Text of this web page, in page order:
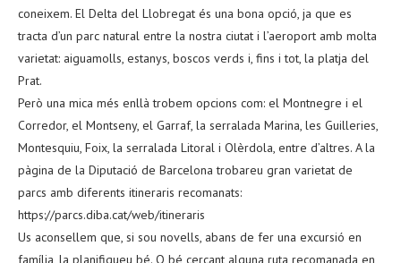
coneixem. El Delta del Llobregat és una bona opció, ja que es
tracta d’un parc natural entre la nostra ciutat i l’aeroport amb molta
varietat: aiguamolls, estanys, boscos verds i, fins i tot, la platja del
Prat.
Però una mica més enllà trobem opcions com: el Montnegre i el
Corredor, el Montseny, el Garraf, la serralada Marina, les Guilleries,
Montesquiu, Foix, la serralada Litoral i Olèrdola, entre d’altres. A la
pàgina de la Diputació de Barcelona trobareu gran varietat de
parcs amb diferents itineraris recomanats:
https://parcs.diba.cat/web/itineraris
Us aconsellem que, si sou novells, abans de fer una excursió en
família, la planifiqueu bé. O bé cercant alguna ruta recomanada en